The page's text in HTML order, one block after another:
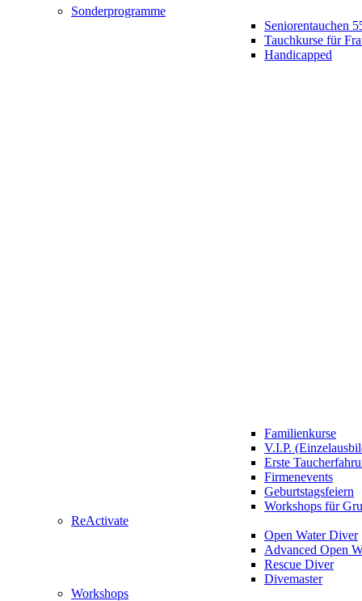
Sonderprogramme
Seniorentauchen
Tauchkurse für
Handicapped
Familienkurse
V.I.P.
Erste
Firmenevents
Geburtstagsfeiern
Workshops für
ReActivate
Open Water Diver
Advanced Open
Rescue Diver
Divemaster
Workshops